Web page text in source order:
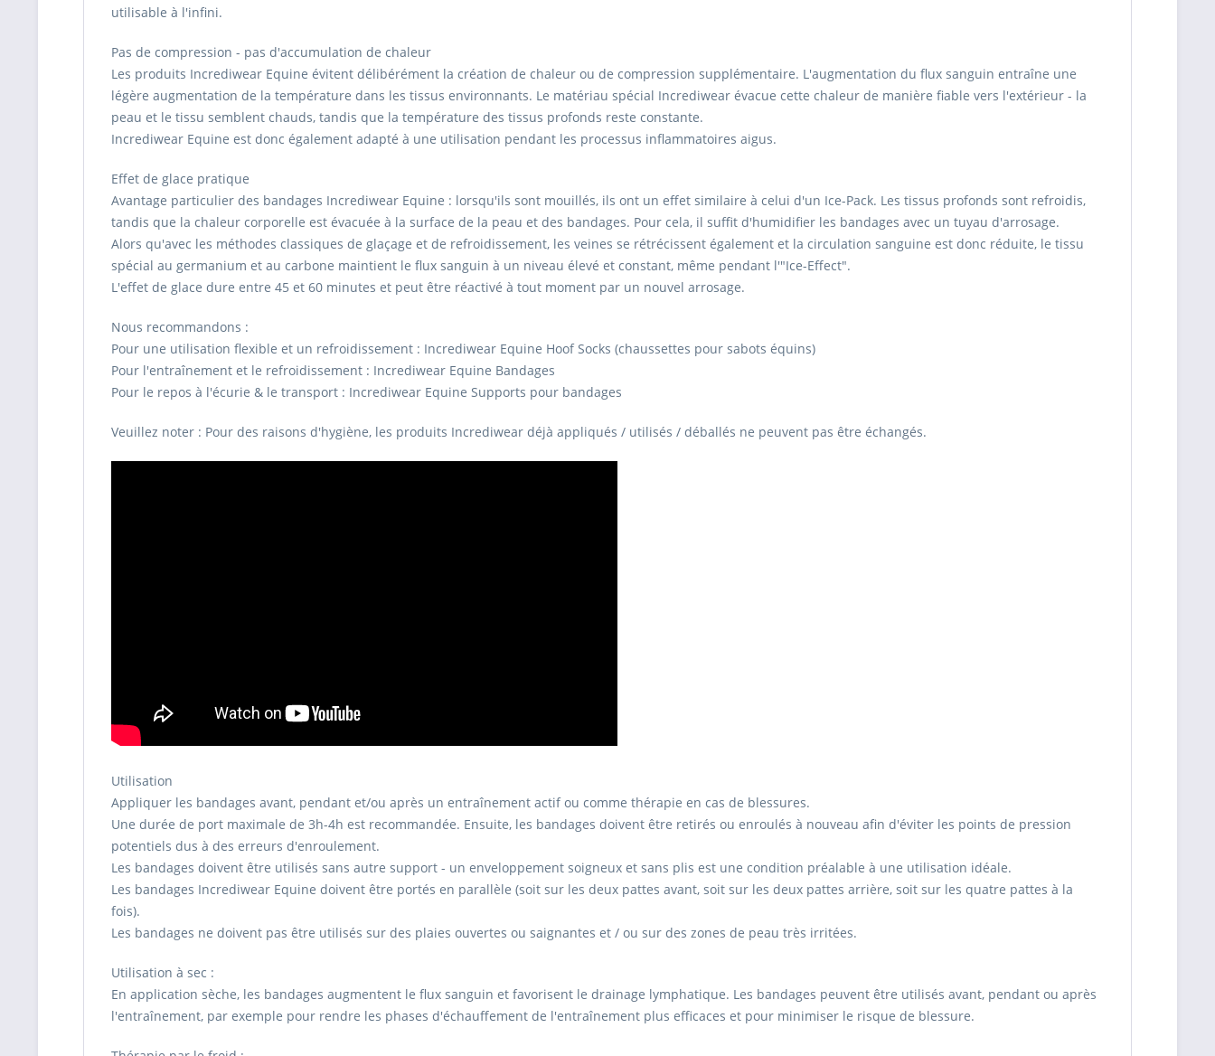
utilisable à l'infini.
Pas de compression - pas d'accumulation de chaleur
Les produits Incrediwear Equine évitent délibérément la création de chaleur ou de compression supplémentaire. L'augmentation du flux sanguin entraîne une
légère augmentation de la température dans les tissus environnants. Le matériau spécial Incrediwear évacue cette chaleur de manière fiable vers l'extérieur - la
peau et le tissu semblent chauds, tandis que la température des tissus profonds reste constante.
Incrediwear Equine est donc également adapté à une utilisation pendant les processus inflammatoires aigus.
Effet de glace pratique
Avantage particulier des bandages Incrediwear Equine : lorsqu'ils sont mouillés, ils ont un effet similaire à celui d'un Ice-Pack. Les tissus profonds sont refroidis,
tandis que la chaleur corporelle est évacuée à la surface de la peau et des bandages. Pour cela, il suffit d'humidifier les bandages avec un tuyau d'arrosage.
Alors qu'avec les méthodes classiques de glaçage et de refroidissement, les veines se rétrécissent également et la circulation sanguine est donc réduite, le tissu
spécial au germanium et au carbone maintient le flux sanguin à un niveau élevé et constant, même pendant l'"Ice-Effect".
L'effet de glace dure entre 45 et 60 minutes et peut être réactivé à tout moment par un nouvel arrosage.
Nous recommandons :
Pour une utilisation flexible et un refroidissement : Incrediwear Equine Hoof Socks (chaussettes pour sabots équins)
Pour l'entraînement et le refroidissement : Incrediwear Equine Bandages
Pour le repos à l'écurie & le transport : Incrediwear Equine Supports pour bandages
Veuillez noter : Pour des raisons d'hygiène, les produits Incrediwear déjà appliqués / utilisés / déballés ne peuvent pas être échangés.
Utilisation
Appliquer les bandages avant, pendant et/ou après un entraînement actif ou comme thérapie en cas de blessures.
Une durée de port maximale de 3h-4h est recommandée. Ensuite, les bandages doivent être retirés ou enroulés à nouveau afin d'éviter les points de pression
potentiels dus à des erreurs d'enroulement.
Les bandages doivent être utilisés sans autre support - un enveloppement soigneux et sans plis est une condition préalable à une utilisation idéale.
Les bandages Incrediwear Equine doivent être portés en parallèle (soit sur les deux pattes avant, soit sur les deux pattes arrière, soit sur les quatre pattes à la
fois).
Les bandages ne doivent pas être utilisés sur des plaies ouvertes ou saignantes et / ou sur des zones de peau très irritées.
Utilisation à sec :
En application sèche, les bandages augmentent le flux sanguin et favorisent le drainage lymphatique. Les bandages peuvent être utilisés avant, pendant ou après
l'entraînement, par exemple pour rendre les phases d'échauffement de l'entraînement plus efficaces et pour minimiser le risque de blessure.